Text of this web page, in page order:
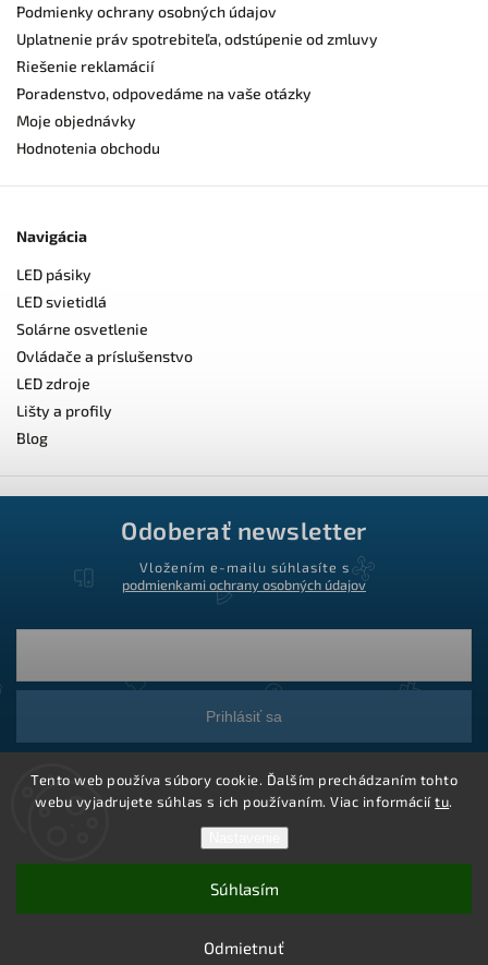
Tento web používa súbory cookie. Ďalším prechádzaním tohto
webu vyjadrujete súhlas s ich používaním. Viac informáciítu.
Odmietnuť
Súhlasím
Podmienky ochrany osobných údajov
Uplatnenie práv spotrebiteľa, odstúpenie od zmluvy
Riešenie reklamácií
Poradenstvo, odpovedáme na vaše otázky
Moje objednávky
Hodnotenia obchodu
Navigácia
LED pásiky
LED svietidlá
Solárne osvetlenie
Ovládače a príslušenstvo
LED zdroje
Lišty a profily
Blog
Odoberať newsletter
Vložením e-mailu súhlasíte s
podmienkami ochrany osobných údajov
Prihlásiť sa
Vytvoril Shoptet